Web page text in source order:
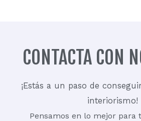
CONTACTA CON
¡Estás a un paso de
interiorismo!
Pensamos en lo mejor para